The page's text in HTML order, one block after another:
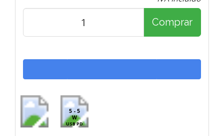
Comprar
5 - 5
W
USB PD